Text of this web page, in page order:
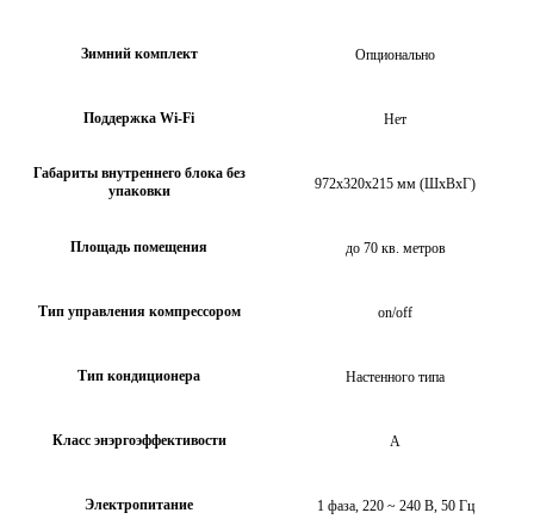
Зимний комплект Опционально
Поддержка Wi-Fi Нет
Габариты внутреннего блока без
упаковки
972x320x215 мм (ШхВхГ)
Площадь помещения до 70 кв. метров
Тип управления компрессором on/off
Тип кондиционера Настенного типа
Класс энэргоэффективости А
Электропитание 1 фаза, 220 ~ 240 В, 50 Гц